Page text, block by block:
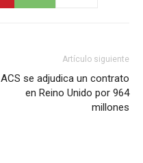
Artículo siguiente
ACS se adjudica un contrato
en Reino Unido por 964
millones